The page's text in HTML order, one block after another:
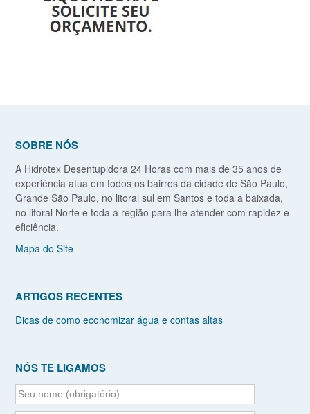
SOBRE NÓS
A Hidrotex Desentupidora 24 Horas com mais de 35 anos de
experiência atua em todos os bairros da cidade de São Paulo,
Grande São Paulo, no litoral sul em Santos e toda a baixada,
no litoral Norte e toda a região para lhe atender com rapidez e
eficiência.
Mapa do Site
ARTIGOS RECENTES
Dicas de como economizar água e contas altas
NÓS TE LIGAMOS